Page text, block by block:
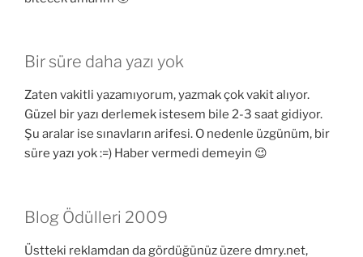
Bir süre daha yazı yok
Zaten vakitli yazamıyorum, yazmak çok vakit alıyor.
Güzel bir yazı derlemek istesem bile 2-3 saat gidiyor.
Şu aralar ise sınavların arifesi. O nedenle üzgünüm, bir
süre yazı yok :=) Haber vermedi demeyin 😉
Blog Ödülleri 2009
Üstteki reklamdan da gördüğünüz üzere dmry.net,